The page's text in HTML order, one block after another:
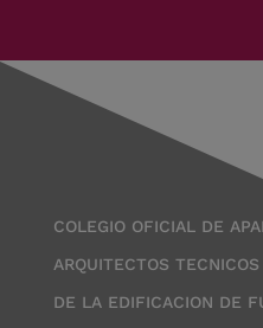
COLEGIO OFICIAL DE
ARQUITECTOS
DE LA EDIFICACION DE